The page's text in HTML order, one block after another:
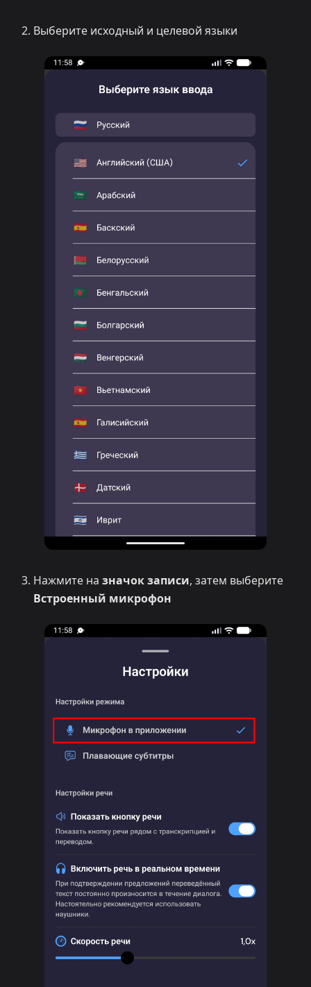
Выберите исходный и целевой языки
Нажмите на значок записи, затем выберите
Встроенный микрофон